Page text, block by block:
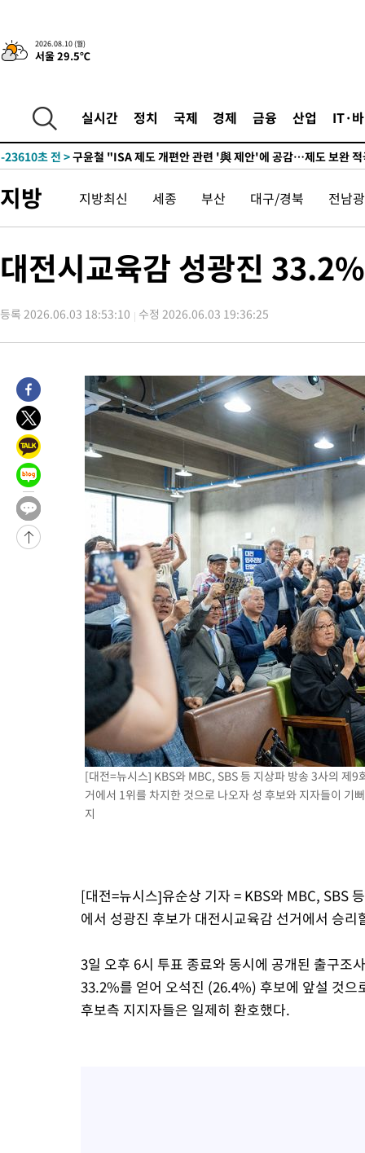
2026.08.10 (월)
서울 29.5℃
실시간 정치 국제 경제 금융 산업 IT·
4시간 전 >[속보]원·달러 환율, 오전 9시 1410.3원
-24213초 전 >
한국계 프란체스카 홍 등 美 진보파 '약진'…2028년 대선판 흔
-23610초 전 >구윤철 "ISA 제도 개편안 관련 '與 제안'에 공감…제도 보완 적
검토"
-16931초 전 >[단독]체온 40.6도 쓰러진 해명…"엄살"이라며 훈련강요
-15939초 전 >
[속보]강훈식 "충청권 246조·영남권 107조 투자 프로젝트 올
수"-15586초 전 >
[속보]강훈식 "반도체 함께 성장 프로젝트 10년간 1조원 규모
진…상생무역금융 5조 공급"
평가 단축"
-13506초 전 > [속보]경찰, '내부 비리' 자진신고자 징계 감면…포상금 1억으
대
-12750초 전 > 누그러진 극한 폭염…'낮 최고 34도' 무더위는 이어져[내일날
[속보]원·달러 환율, 2.3원 오른 1418.4원 마감
-7003초 전 >[속보]코스피, 40.89포인트(0.65%) 오른 6299.66 마감
-3696초 전 >
대포통장 107개로 불법도박 수익 5062억 세탁…19명 검거
-2173초 전 >
[속보]이 대통령 "2028년 중순까지 광주 군공항 기능 다른 군공
로 임시 배치해 산단 조기 착공"
11분 전 >
포항스틸야드 관중석 천장 석재 낙하…K리그 전구장 긴급 점검
3시간 전 >
[속보]'전장연 시위' 1호선 용산역 상행선 무정차 통과 종료
3시간 전 >
[속보]코스닥 지수 5%대 급등에 '매수 사이드카' 발동
4시간 전 >
[속보]원·달러 환율, 오전 9시 1410.3원
-32236초 전 >
콜롬비아서 규모 7.4 지진 발생…"수도 보고타까지 흔들려"
-30440초 전 >
[속보]콜롬비아서 규모 6.8 지진…카르타고 인근서 발생
한국계 프란체스카 홍 등 美 진보파 '약진'…2028년 대선판 흔
구윤철 "ISA 제도 개편안 관련 '與 제안'에 공감…제도 보완
[단독]체온 40.6도 쓰러진 해명…"엄살"이라며 훈련강요
[속보]강훈식 "충청권 246조·영남권 107조 투자 프로젝트 올
[속보]강훈식 "반도체 함께 성장 프로젝트 10년간 1조원 규모
진…상생무역금융 5조 공급"[속보]강훈식 "연내 메가특구특별법 제정 추진…인허가·환경
[속보]경찰, '내부 비리' 자진신고자 징계 감면…포상금 1억으
누그러진 극한 폭염…'낮 최고 34도' 무더위는 이어져[내일날
제주 골프장서 멧돼지 출현 결국 사살…'이용객 대피'
[속보]원·달러 환율, 2.3원 오른 1418.4원 마감
[속보]코스피, 40.89포인트(0.65%) 오른 6299.66 마감
로 임시 배치해 산단 조기 착공"
포항스틸야드 관중석 천장 석재 낙하…K리그 전구장 긴급 점검
[속보]'전장연 시위' 1호선 용산역 상행선 무정차 통과 종료
[속보]원·달러 환율, 오전 9시 1410.3원
지방 지방최신 세종 부산 대구/경북 전남
대전시교육감 성광진
등록 2026.06.03 18:53:10 수정 2026.06.03 19:36:25
[대전=뉴시스] KBS와 MBC, SBS 등 지상파 방송 3사의 제
거에서 1위를 차지한 것으로 나오자 성 후보와 지자들이
지
[대전=뉴시스]유순상 기자 = KBS와 MBC, SBS
에서 성광진 후보가 대전시교육감 선거에서 승리
3일 오후 6시 투표 종료와 동시에 공개된 출구조
33.2%를 얻어 오석진 (26.4%) 후보에 앞설 것
후보측 지지자들은 일제히 환호했다.